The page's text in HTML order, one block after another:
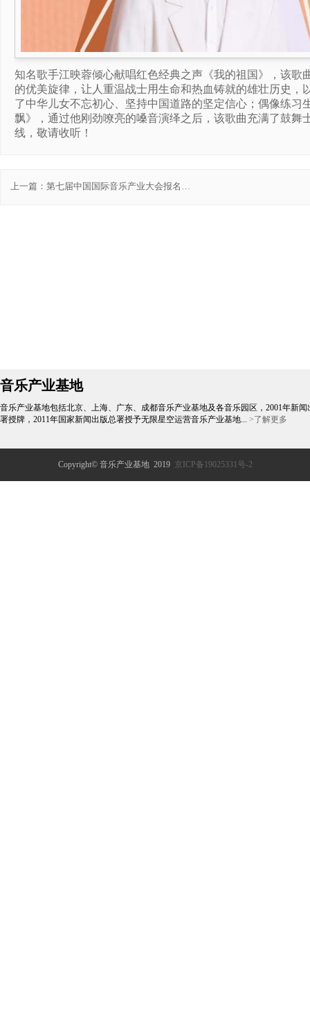
知名歌手江映蓉倾心献唱红色经典之声《我的祖国》，该歌
的优美旋律，让人重温战士用生命和热血铸就的雄壮历史
了中华儿女不忘初心、坚持中国道路的坚定信心；偶像练习
飘》，通过他刚劲嘹亮的嗓音演绎之后，该歌曲充满了鼓舞
线，敬请收听！
上一篇： 第七届中国国际音乐产业大会报名入
音乐产业基地
音乐产业基地包括北京、上海、广东、成都音乐产业基地及各音乐园区，2001年新闻
署授牌，2011年国家新闻出版总署授予无限星空运营音乐产业基地... >了解更多
Copyright© 音乐产业基地 2019 京ICP备19025331号-2